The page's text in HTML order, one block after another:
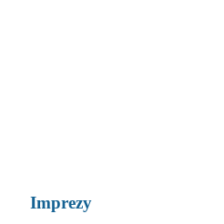
Imprezy